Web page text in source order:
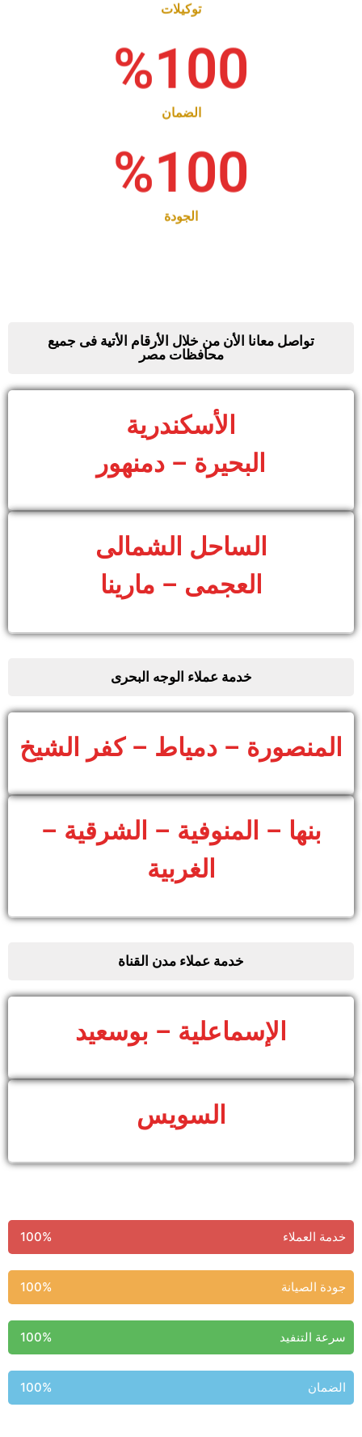
توكيلات
الضمان
100
%
الجودة
100
%
تواصل معانا الأن من خلال الأرقام الأتية فى جميع
محافظات مصر
الأسكندرية
البحيرة – دمنهور
الساحل الشمالى
العجمى – مارينا
خدمة عملاء الوجه البحرى
المنصورة – دمياط – كفر الشيخ
بنها – المنوفية – الشرقية –
الغربية
خدمة عملاء مدن القناة
الإسماعلية – بوسعيد
السويس
خدمة العملاء 100%
جودة الصيانة 100%
سرعة التنفيد 100%
الضمان 100%